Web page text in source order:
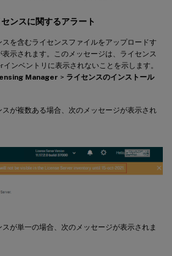
ンスに関するアラート
を含むライセンスファイルをアップロードす
示されます。このメッセージは、ライセンス
ンベントリに表示されないことを示します。
Manager > ライセンスのインストール
が複数ある場合、次のメッセージが表示され
が単一の場合、次のメッセージが表示されま